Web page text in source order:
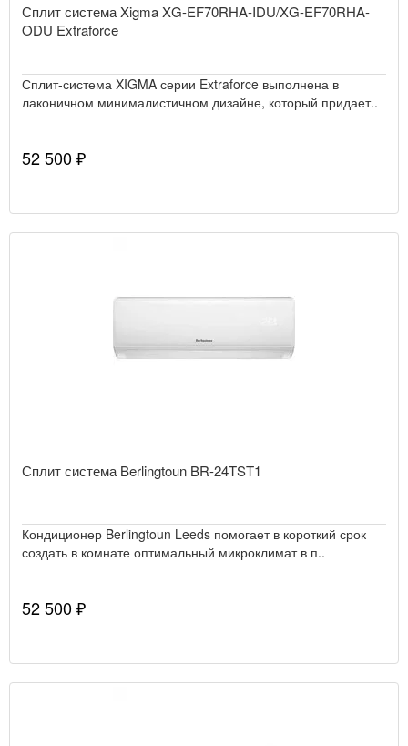
Сплит система Xigma XG-EF70RHA-IDU/XG-EF70RHA-
ODU Extraforce
Сплит-система XIGMA серии Extraforce выполнена в
лаконичном минималистичном дизайне, который придает..
52 500 ₽
Сплит система Berlingtoun BR-24TST1
Кондиционер Berlingtoun Leeds помогает в короткий срок
создать в комнате оптимальный микроклимат в п..
52 500 ₽